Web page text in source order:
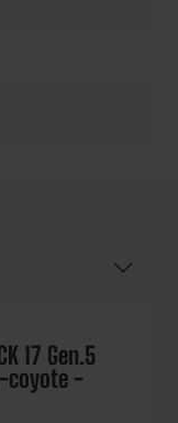
17 Gen.5
coyote -